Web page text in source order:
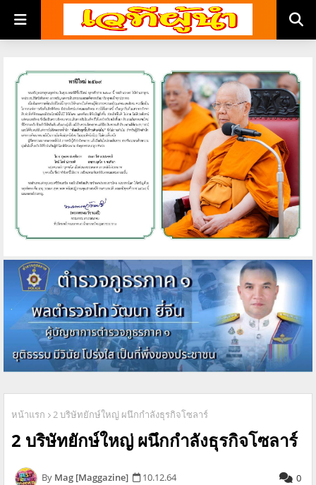
หน้าแรก 2 บริษัทยักษ์ใหญ่ ผนึกกำลังธุรกิจโซลาร์
2 บริษัทยักษ์ใหญ่ ผนึกกำลังธุรกิจโซลาร์
Mag [Maggazine] 10.12.64 0